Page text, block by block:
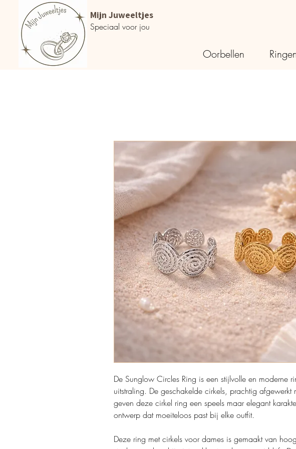
Mijn Juweeltjes
Speciaal voor jou
Oorbellen
De Sunglow Circles Ring is een stijlvolle en moderne
uitstraling. De geschakelde cirkels, prachtig afgewerkt
geven deze cirkel ring een speels maar elegant
ontwerp dat moeiteloos past bij elke outfit.
Deze ring met cirkels voor dames is gemaakt van